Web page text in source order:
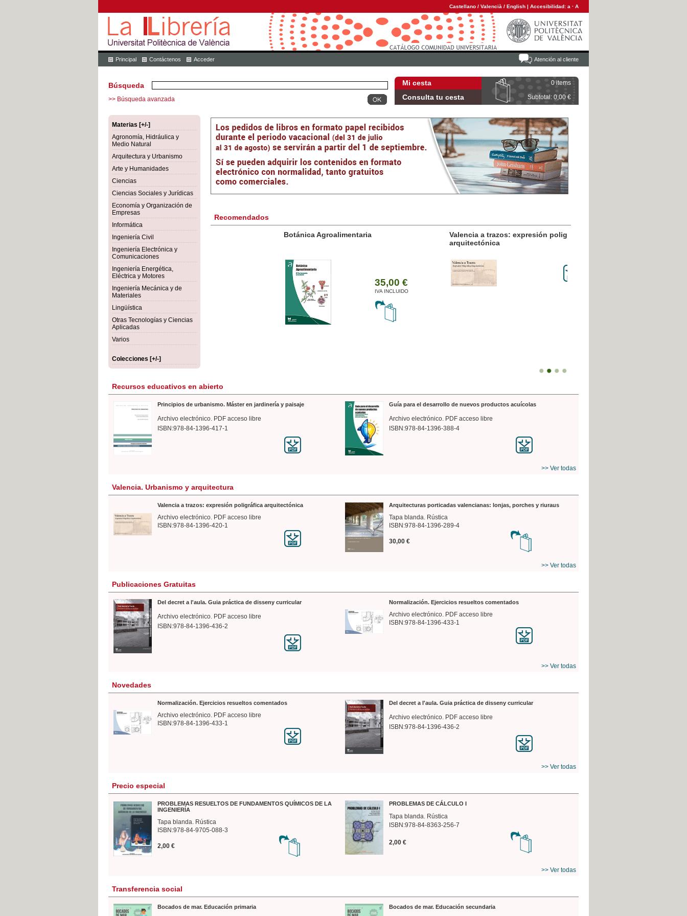
Castellano / Valencià / English | Accesibilidad: a · A
Atención al cliente
Principal Contáctenos Acceder
Mi cesta 0 items
Consulta tu cesta Subtotal: 0,00 €
Búsqueda
>> Búsqueda avanzada
Materias [+/-]
Agronomía, Hidráulica y
Medio Natural
Arquitectura y Urbanismo
Arte y Humanidades
Ciencias
Ciencias Sociales y Jurídicas
Economía y Organización de
Empresas
Informática
Ingeniería Civil
Ingeniería Electrónica y
Comunicaciones
Ingeniería Energética,
Eléctrica y Motores
Ingeniería Mecánica y de
Materiales
Lingüística
Otras Tecnologías y Ciencias
Aplicadas
Varios
Colecciones [+/-]
Recomendados
Botánica Agroalimentaria
35,00 €
IVA INCLUIDO
Valencia a trazos: expresión poligráfica
Recursos educativos en abierto
Principios de urbanismo. Máster en jardinería y paisaje
Archivo electrónico. PDF acceso libre
ISBN:978-84-1396-417-1
Guía para el desarrollo de nuevos productos acuícolas
Archivo electrónico. PDF acceso libre
ISBN:978-84-1396-388-4
>> Ver todas
Valencia. Urbanismo y arquitectura
Valencia a trazos: expresión poligráfica arquitectónica
Archivo electrónico. PDF acceso libre
ISBN:978-84-1396-420-1
Arquitecturas porticadas valencianas: lonjas, porches y riuraus
Tapa blanda. Rústica
ISBN:978-84-1396-289-4
30,00 €
>> Ver todas
Publicaciones Gratuitas
Del decret a l'aula. Guia práctica de disseny curricular
Archivo electrónico. PDF acceso libre
ISBN:978-84-1396-436-2
Normalización. Ejercicios resueltos comentados
Archivo electrónico. PDF acceso libre
ISBN:978-84-1396-433-1
>> Ver todas
Novedades
Normalización. Ejercicios resueltos comentados
Archivo electrónico. PDF acceso libre
ISBN:978-84-1396-433-1
Del decret a l'aula. Guia práctica de disseny curricular
Archivo electrónico. PDF acceso libre
ISBN:978-84-1396-436-2
>> Ver todas
Precio especial
PROBLEMAS RESUELTOS DE FUNDAMENTOS QUÍMICOS DE LA
INGENIERÍA
Tapa blanda. Rústica
ISBN:978-84-9705-088-3
2,00 €
PROBLEMAS DE CÁLCULO I
Tapa blanda. Rústica
ISBN:978-84-8363-256-7
2,00 €
>> Ver todas
Transferencia social
Bocados de mar. Educación primaria Bocados de mar. Educación secundaria